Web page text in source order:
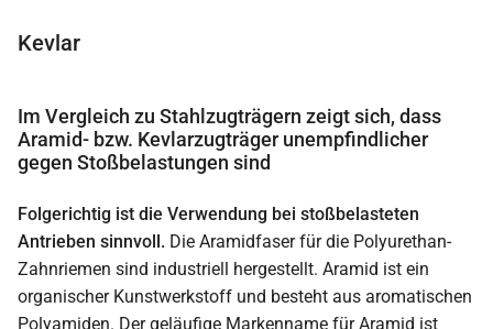
Kevlar
Im Vergleich zu Stahlzugträgern zeigt sich, dass
Aramid- bzw. Kevlarzugträger unempfindlicher
gegen Stoßbelastungen sind
Folgerichtig ist die Verwendung bei stoßbelasteten
Antrieben sinnvoll. Die Aramidfaser für die Polyurethan-
Zahnriemen sind industriell hergestellt. Aramid ist ein
organischer Kunstwerkstoff und besteht aus aromatischen
Polyamiden. Der geläufige Markenname für Aramid ist